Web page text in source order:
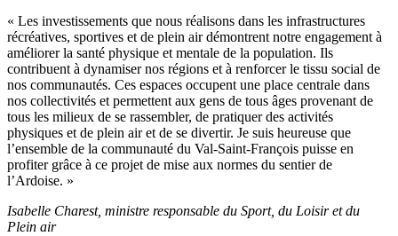
« Les investissements que nous réalisons dans les infrastructures
récréatives, sportives et de plein air démontrent notre engagement à
améliorer la santé physique et mentale de la population. Ils
contribuent à dynamiser nos régions et à renforcer le tissu social de
nos communautés. Ces espaces occupent une place centrale dans
nos collectivités et permettent aux gens de tous âges provenant de
tous les milieux de se rassembler, de pratiquer des activités
physiques et de plein air et de se divertir. Je suis heureuse que
l’ensemble de la communauté du Val-Saint-François puisse en
profiter grâce à ce projet de mise aux normes du sentier de
l’Ardoise. »
Isabelle Charest, ministre responsable du Sport, du Loisir et du
Plein air